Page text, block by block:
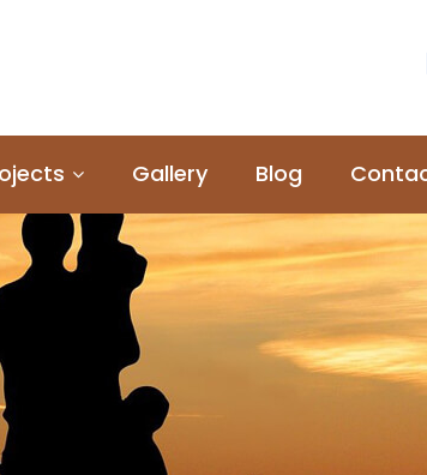
Gallery Blog